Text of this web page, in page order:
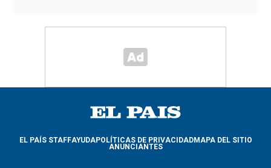
EL PAÍS STAFFAYUDAPOLÍTICAS DE PRIVACIDADMAPA DEL SITIO
ANUNCIANTES